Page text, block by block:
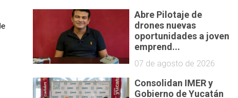
Abre Pilotaje de
drones nuevas
oportunidades a joven
emprend...
07 de agosto de 2026
Consolidan IMER y
Gobierno de Yucatán